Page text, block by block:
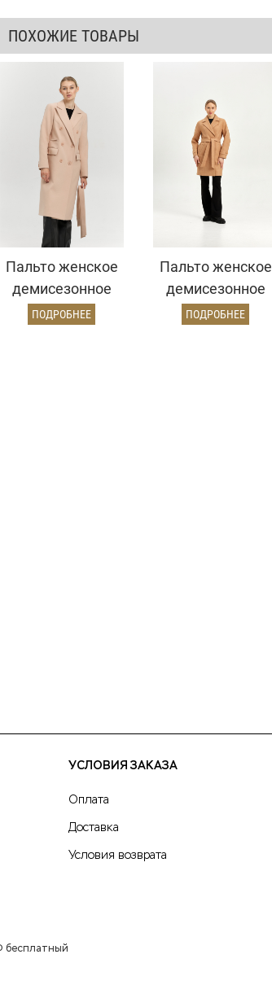
ПОХОЖИЕ ТОВАРЫ
Пальто женское
демисезонное
25775 (кремовый)
ПОДРОБНЕЕ
Пальто женское
демисезонное
22970 (золото)
ПОДРОБНЕЕ
УСЛОВИЯ ЗАКАЗА
Оплата
Доставка
Условия возврата
бесплатный